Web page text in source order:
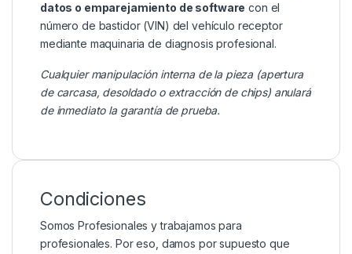
datos o emparejamiento de software con el
número de bastidor (VIN) del vehículo receptor
mediante maquinaria de diagnosis profesional.
Cualquier manipulación interna de la pieza (apertura
de carcasa, desoldado o extracción de chips) anulará
de inmediato la garantía de prueba.
Condiciones
Somos Profesionales y trabajamos para
profesionales. Por eso, damos por supuesto que